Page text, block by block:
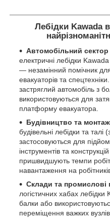
Лебідки Kawada
Автомобільний сектор
електричні лебідки
— незамінний помічник
евакуаторів та
застряглий автомобіль з
використовуються для
платформу евакуатора.
Будівництво та
будівельні лебідки та
застосовуються для
інструментів та
пришвидшують темпи
навантаження на
Склади та промислові
логістичних хабах лебідки
балки або
переміщення важких